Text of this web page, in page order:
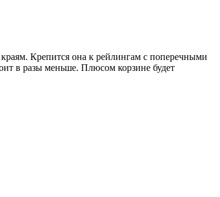
Крепится она к рейлингам с поперечными
в разы меньше. Плюсом корзине будет